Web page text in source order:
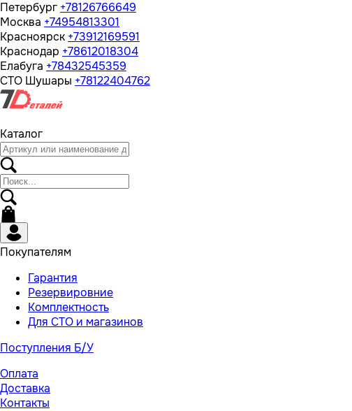
Петербург +78126766649
Москва +74954813301
Красноярск +73912169591
Краснодар +78612018304
Елабуга +78432545359
СТО Шушары +78122404762
Каталог
Покупателям
Гарантия
Резервировние
Комплектность
Для СТО и магазинов
Поступления Б/У
Оплата
Доставка
Контакты